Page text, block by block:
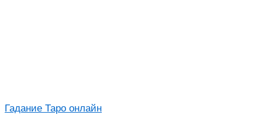
Гадание Таро онлайн